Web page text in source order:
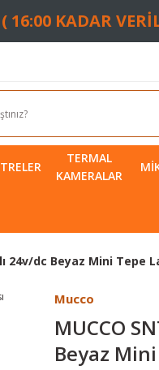
16:00 KADAR
TERMAL
KAMERALAR
24v/dc Beyaz Mini Tepe
Mucco
MUCCO
Beyaz